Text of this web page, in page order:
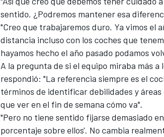
sentido. ¿Podremos mantener esa
"Creo que trabajaremos duro. Ya vimos el
distancia incluso con los coches que
hayamos hecho el año pasado podamos
A la pregunta de si el equipo miraba más
respondió: "La referencia siempre es el
términos de identificar debilidades y
que ver en el fin de semana cómo va".
"Pero no tiene sentido fijarse demasiado
porcentaje sobre ellos'. No cambia